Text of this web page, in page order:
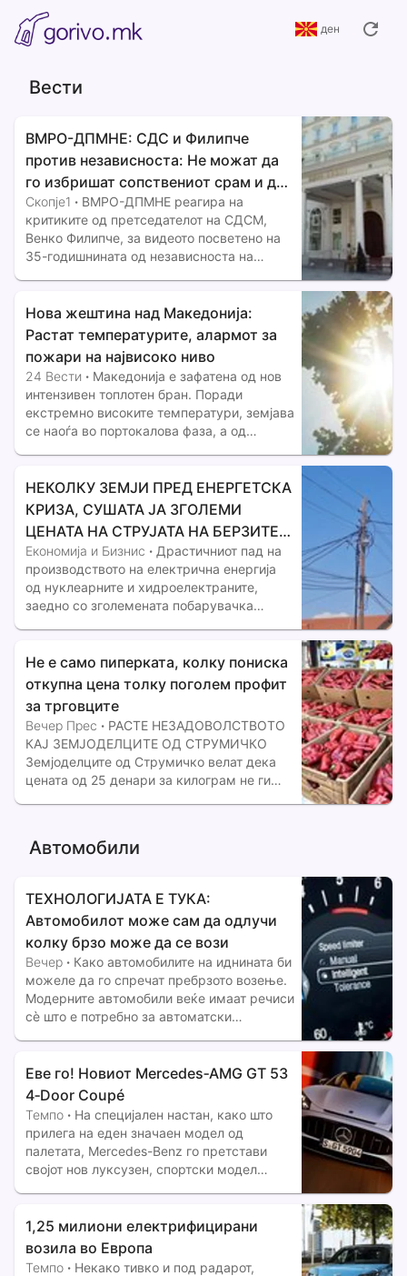
ден
Вести
ВМРО-ДПМНЕ: СДС и Филипче
против независноста: Не можат да
го избришат сопствениот срам и да
се надминат
Скопје1 · ВМРО-ДПМНЕ реагира на
критиките од претседателот на СДСМ,
Венко Филипче, за видеото посветено на
35-годишнината од независноста на
обвинија СДСМ дека повторно застанува
„на погрешната страна“.
Нова жештина над Македонија:
Растат температурите, алармот за
пожари на највисоко ниво
24 Вести · Македонија е зафатена од нов
интензивен топлотен бран. Поради
екстремно високите температури, земјава
се наоѓа во портокалова фаза, а од
високите температури и во текот на
следната недела.
НЕКОЛКУ ЗЕМЈИ ПРЕД ЕНЕРГЕТСКА
КРИЗА, СУШАТА ЈА ЗГОЛЕМИ
ЦЕНАТА НА СТРУЈАТА НА БЕРЗИТЕ
НА НАД 700 ЕВРА ЗА МЕГАВАТ-ЧАС
Економија и Бизнис · Драстичниот пад на
производството на електрична енергија
од нуклеарните и хидроелектраните,
заедно со зголемената побарувачка
берзите во Југоисточна Европа над 700
евра за мегават-час во текот на
Не е само пиперката, колку пониска
откупна цена толку поголем профит
за трговците
Вечер Прес · РАСТЕ НЕЗАДОВОЛСТВОТО
КАЈ ЗЕМЈОДЕЛЦИТЕ ОД СТРУМИЧКО
Земјоделците од Струмичко велат дека
цената од 25 денари за килограм не ги
за утврдување реални производствени
Автомобили
ТЕХНОЛОГИЈАТА Е ТУКА:
Автомобилот може сам да одлучи
колку брзо може да се вози
Вечер · Како автомобилите на иднината би
можеле да го спречат пребрзото возење.
Модерните автомобили веќе имаат речиси
сè што е потребно за автоматски
што може да се ажурира од далечина.
Еве го! Новиот Mercedes‑AMG GT 53
4‑Door Coupé
Темпо · На специјален настан, како што
прилега на еден значаен модел од
палетата, Mercedes-Benz го претстави
својот нов луксузен, спортски модел
звукот на шест цилиндри Спортски
ентериер со фокус на возачот Сончев
покрив
1,25 милиони електрифицирани
возила во Европа
Темпо · Некако тивко и под радарот,